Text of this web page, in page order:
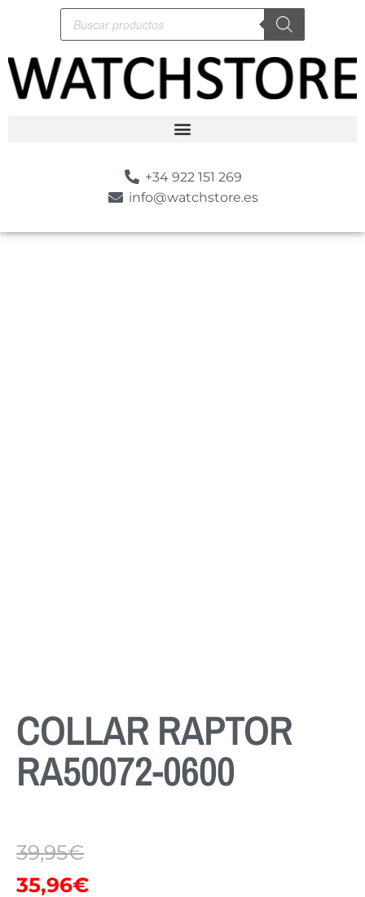
+34 922 151 269
info@watchstore.es
COLLAR RAPTOR
RA50072-0600
39,95€
35,96€